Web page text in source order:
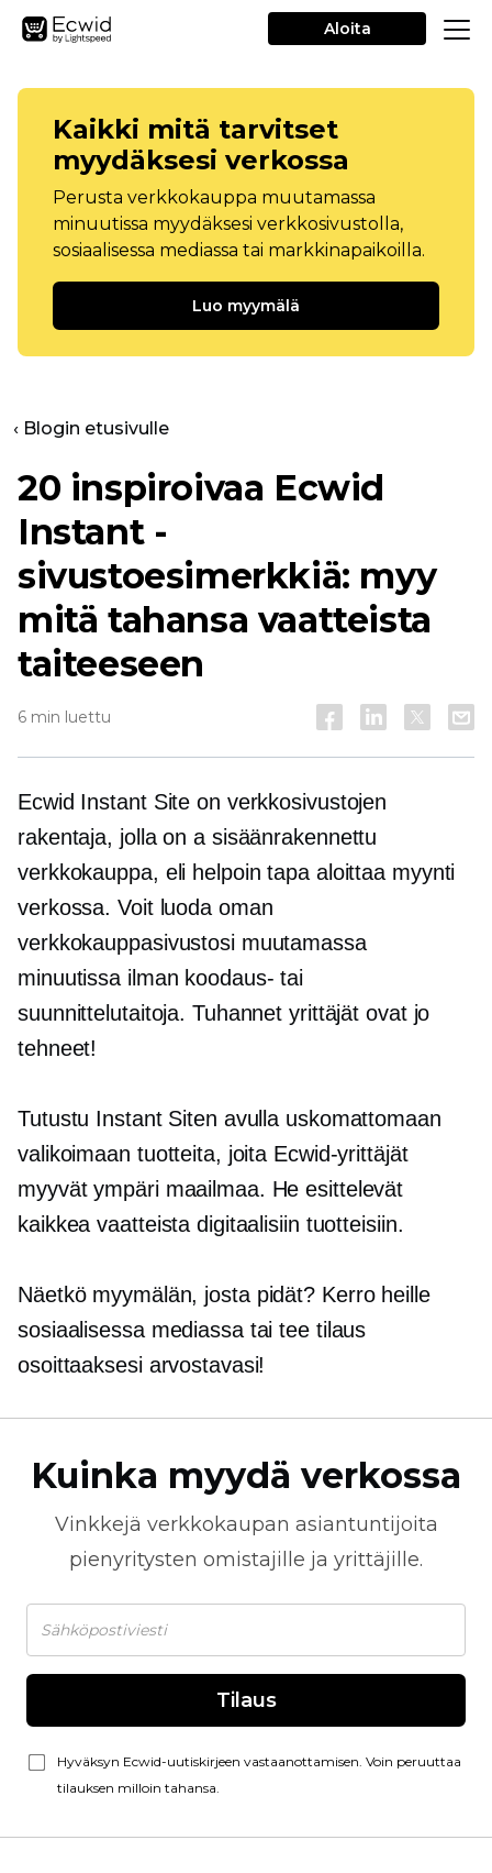
Aloita
Kaikki mitä tarvitset
myydäksesi verkossa
Perusta verkkokauppa muutamassa
minuutissa myydäksesi verkkosivustolla,
sosiaalisessa mediassa tai markkinapaikoilla.
Luo myymälä
‹ Blogin etusivulle
20 inspiroivaa Ecwid
Instant -
sivustoesimerkkiä: myy
mitä tahansa vaatteista
taiteeseen
6 min luettu
Ecwid Instant Site on verkkosivustojen
rakentaja, jolla on a sisäänrakennettu
verkkokauppa, eli helpoin tapa aloittaa myynti
verkossa. Voit luoda oman
verkkokauppasivustosi muutamassa
minuutissa ilman koodaus- tai
suunnittelutaitoja. Tuhannet yrittäjät ovat jo
tehneet!
Tutustu Instant Siten avulla uskomattomaan
valikoimaan tuotteita, joita Ecwid-yrittäjät
myyvät ympäri maailmaa. He esittelevät
kaikkea vaatteista digitaalisiin tuotteisiin.
Näetkö myymälän, josta pidät? Kerro heille
sosiaalisessa mediassa tai tee tilaus
osoittaaksesi arvostavasi!
Kuinka myydä verkossa
Vinkkejä verkkokaupan asiantuntijoita
pienyritysten omistajille ja yrittäjille.
Tilaus
Hyväksyn Ecwid-uutiskirjeen vastaanottamisen. Voin peruuttaa
tilauksen milloin tahansa.